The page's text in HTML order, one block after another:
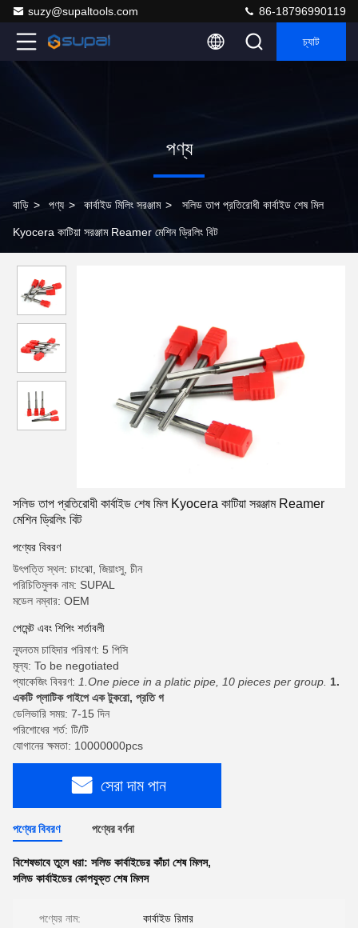
suzy@supaltools.com 86-18796990119
চ্যাট
পণ্য
বাড়ি > পণ্য > কার্বাইড মিলিং সরঞ্জাম > সলিড তাপ প্রতিরোধী কার্বাইড শেষ মিল
Kyocera কাটিয়া সরঞ্জাম Reamer মেশিন ড্রিলিং বিট
সলিড তাপ প্রতিরোধী কার্বাইড শেষ মিল Kyocera কাটিয়া সরঞ্জাম Reamer
মেশিন ড্রিলিং বিট
পণ্যের বিবরণ
উৎপত্তি স্থল: চাংঝো, জিয়াংসু, চীন
পরিচিতিমুলক নাম: SUPAL
মডেল নম্বার: OEM
পেমেন্ট এবং শিপিং শর্তাবলী
ন্যূনতম চাহিদার পরিমাণ: 5 পিসি
মূল্য: To be negotiated
প্যাকেজিং বিবরণ: 1.One piece in a platic pipe, 10 pieces per group. 1.
একটি প্লাটিক পাইপে এক টুকরো, প্রতি গ
ডেলিভারি সময়: 7-15 দিন
পরিশোধের শর্ত: টি/টি
যোগানের ক্ষমতা: 10000000pcs
সেরা দাম পান
পণ্যের বিবরণ পণ্যের বর্ণনা
বিশেষভাবে তুলে ধরা: সলিড কার্বাইডের কাঁচা শেষ মিলস,
সলিড কার্বাইডের কোপযুক্ত শেষ মিলস
পণ্যের নাম: কার্বাইড রিমার